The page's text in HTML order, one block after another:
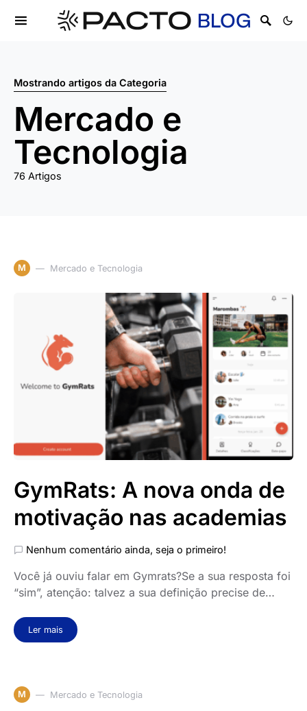
Mostrando artigos da Categoria
Mercado e
Tecnologia
76 Artigos
M Mercado e Tecnologia
GymRats: A nova onda de
motivação nas academias
Nenhum comentário ainda, seja o primeiro!
Você já ouviu falar em Gymrats?Se a sua resposta foi
“sim”, atenção: talvez a sua definição precise de…
Ler mais
M Mercado e Tecnologia